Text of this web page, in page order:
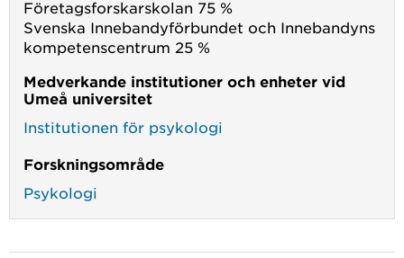
Företagsforskarskolan 75 %
Svenska Innebandyförbundet och Innebandyns
kompetenscentrum 25 %
Medverkande institutioner och enheter vid
Umeå universitet
Institutionen för psykologi
Forskningsområde
Psykologi